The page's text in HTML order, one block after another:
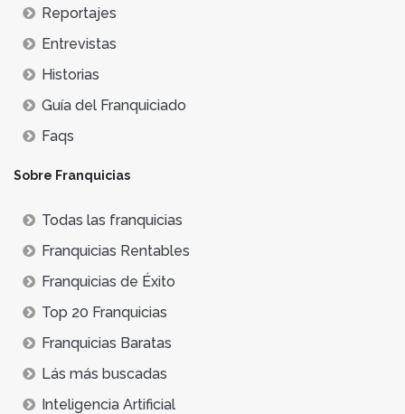
Reportajes
Entrevistas
Historias
Guía del Franquiciado
Faqs
Sobre Franquicias
Todas las franquicias
Franquicias Rentables
Franquicias de Éxito
Top 20 Franquicias
Franquicias Baratas
Lás más buscadas
Inteligencia Artificial